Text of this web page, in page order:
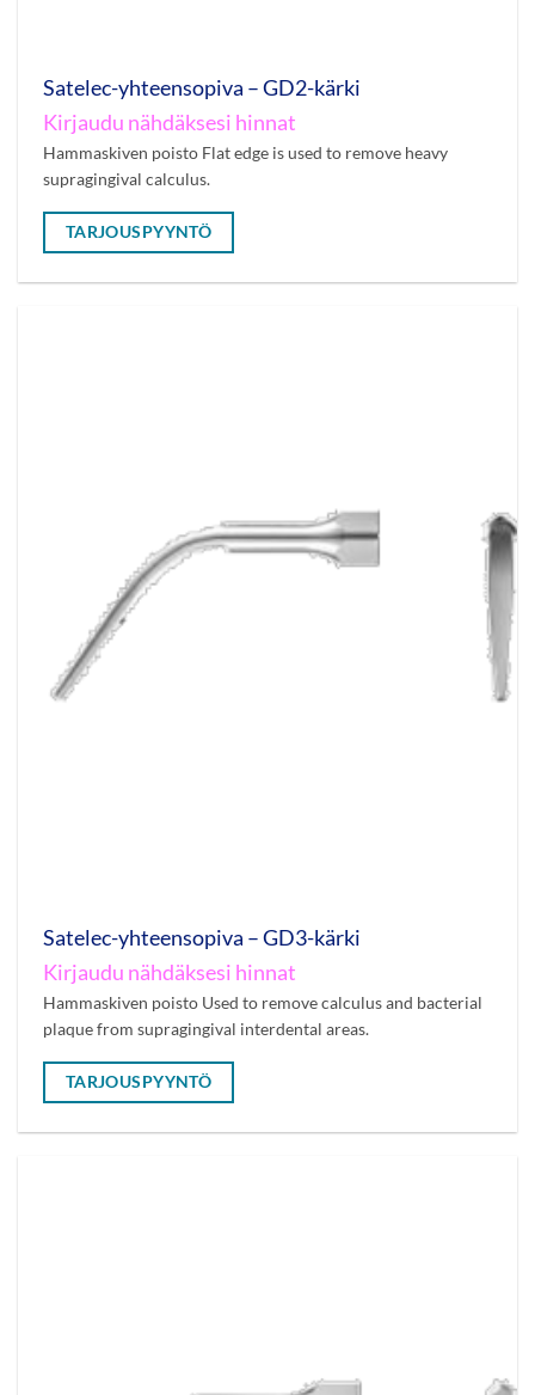
Satelec-yhteensopiva – GD2-kärki
Kirjaudu nähdäksesi hinnat
Hammaskiven poisto Flat edge is used to remove heavy
supragingival calculus.
TARJOUSPYYNTÖ
Satelec-yhteensopiva – GD3-kärki
Kirjaudu nähdäksesi hinnat
Hammaskiven poisto Used to remove calculus and bacterial
plaque from supragingival interdental areas.
TARJOUSPYYNTÖ